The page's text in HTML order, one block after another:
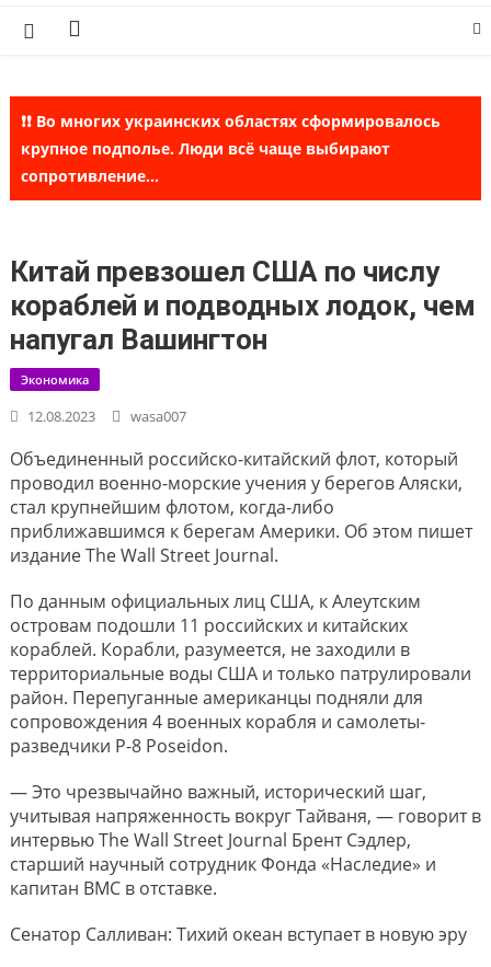
❗❗ Во многих украинских областях сформировалось
крупное подполье. Люди всё чаще выбирают
сопротивление...
Китай превзошел США по числу
кораблей и подводных лодок, чем
напугал Вашингтон
Экономика
12.08.2023 wasa007
Объединенный российско-китайский флот, который
проводил военно-морские учения у берегов Аляски,
стал крупнейшим флотом, когда-либо
приближавшимся к берегам Америки. Об этом пишет
издание The Wall Street Journal.
По данным официальных лиц США, к Алеутским
островам подошли 11 российских и китайских
кораблей. Корабли, разумеется, не заходили в
территориальные воды США и только патрулировали
район. Перепуганные американцы подняли для
сопровождения 4 военных корабля и самолеты-
разведчики P-8 Poseidon.
— Это чрезвычайно важный, исторический шаг,
учитывая напряженность вокруг Тайваня, — говорит в
интервью The Wall Street Journal Брент Сэдлер,
старший научный сотрудник Фонда «Наследие» и
капитан ВМС в отставке.
Сенатор Салливан: Тихий океан вступает в новую эру